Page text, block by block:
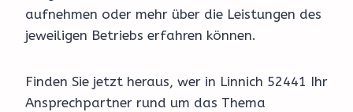
aufnehmen oder mehr über die Leistungen des
jeweiligen Betriebs erfahren können.
Finden Sie jetzt heraus, wer in Linnich 52441 Ihr
Ansprechpartner rund um das Thema